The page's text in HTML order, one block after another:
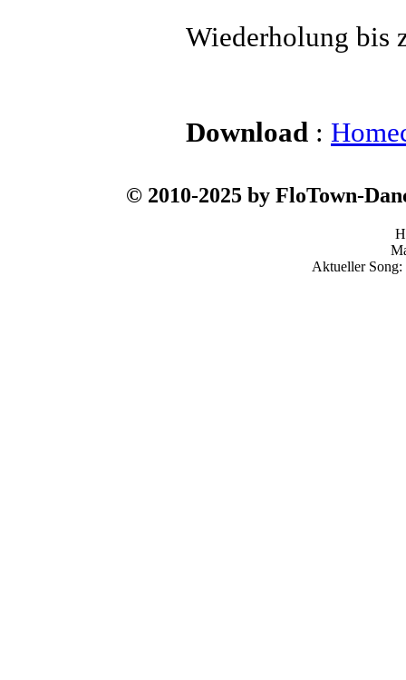
Wiederholung bis
Download :
© 2010-2025 by FloTown-
Aktueller Song: